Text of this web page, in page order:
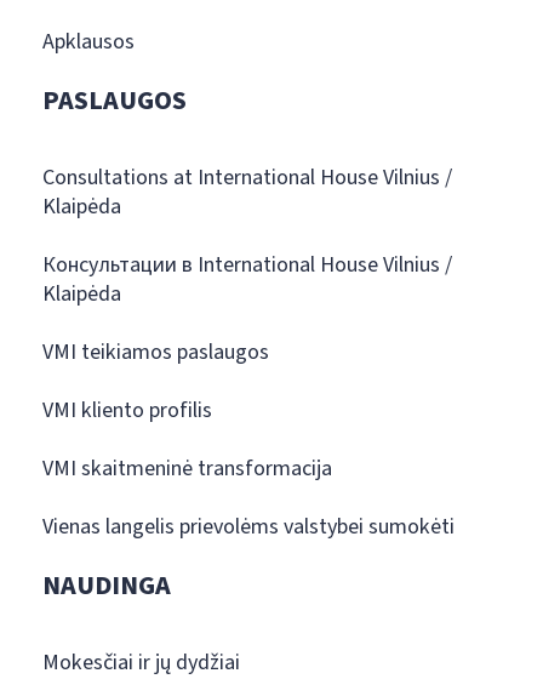
Apklausos
PASLAUGOS
Consultations at International House Vilnius /
Klaipėda
Консультации в International House Vilnius /
Klaipėda
VMI teikiamos paslaugos
VMI kliento profilis
VMI skaitmeninė transformacija
Vienas langelis prievolėms valstybei sumokėti
NAUDINGA
Mokesčiai ir jų dydžiai